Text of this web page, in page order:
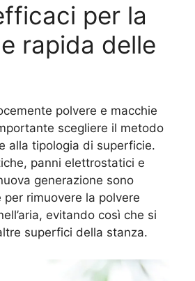
per la
rapida delle
polvere e macchie
scegliere il metodo
alla tipologia di superficie.
panni elettrostatici e
generazione sono
rimuovere la polvere
evitando così che si
superfici della stanza.